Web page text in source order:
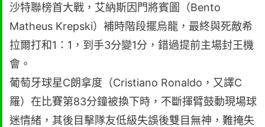
沙特聯榜首大戰，艾納斯因門將賓圖（Bento
Matheus Krepski）補時階段擺烏龍，最終與死敵希
拉爾打和1：1，到手3分變1分，錯過提前主場封王機
會。
葡萄牙球星C朗拿度（Cristiano Ronaldo，又譯C
羅）在比賽第83分鐘被換下時，不斷揮臂鼓動現場球
迷情緒，其後目擊隊友低級失誤後雙目無神，難掩失